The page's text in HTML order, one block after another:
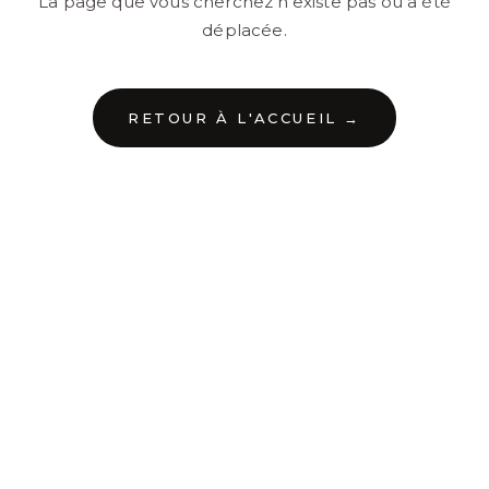
déplacée.
RETOUR À L'ACCUEIL →